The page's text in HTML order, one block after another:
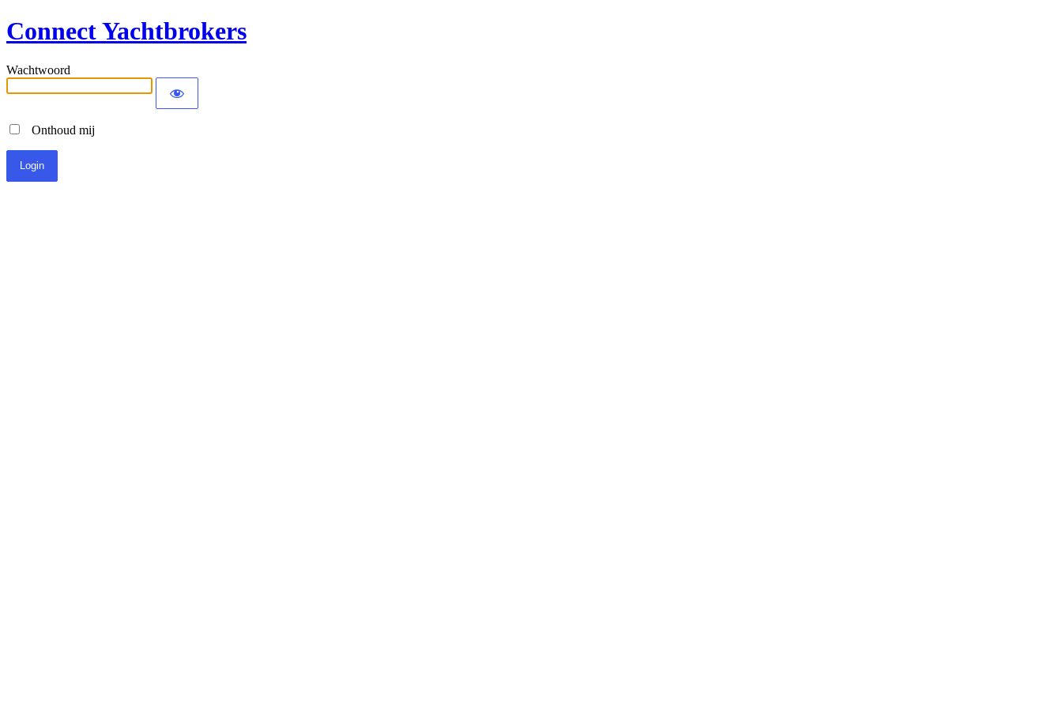
Connect Yachtbrokers
Wachtwoord
Onthoud mij